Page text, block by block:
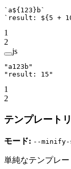
`a${ 123 }b`
`result: ${ 5 +
1
2
js
"a123b"
"result: 15"
1
2
テンプレート
モード: --minify-
単純なテンプレ